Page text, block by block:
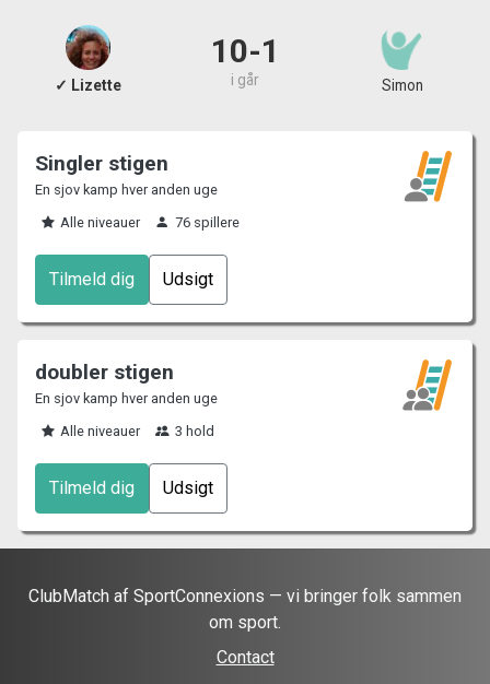
✓ Lizette
10-1
i går Simon
Singler stigen
En sjov kamp hver anden uge
Alle niveauer
76 spillere
Tilmeld dig Udsigt
doubler stigen
En sjov kamp hver anden uge
Alle niveauer
3 hold
Tilmeld dig Udsigt
ClubMatch af SportConnexions — vi bringer folk sammen
om sport.
Contact